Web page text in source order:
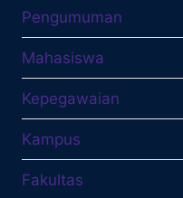
Pengumuman
Mahasiswa
Kepegawaian
Kampus
Fakultas